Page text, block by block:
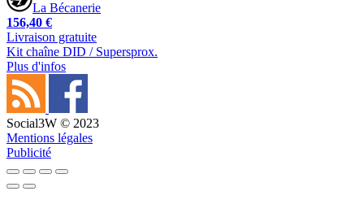
La Bécanerie
156,40 €
Livraison gratuite
Kit chaîne DID / Supersprox.
Plus d'infos
Social3W © 2023
Mentions légales
Publicité